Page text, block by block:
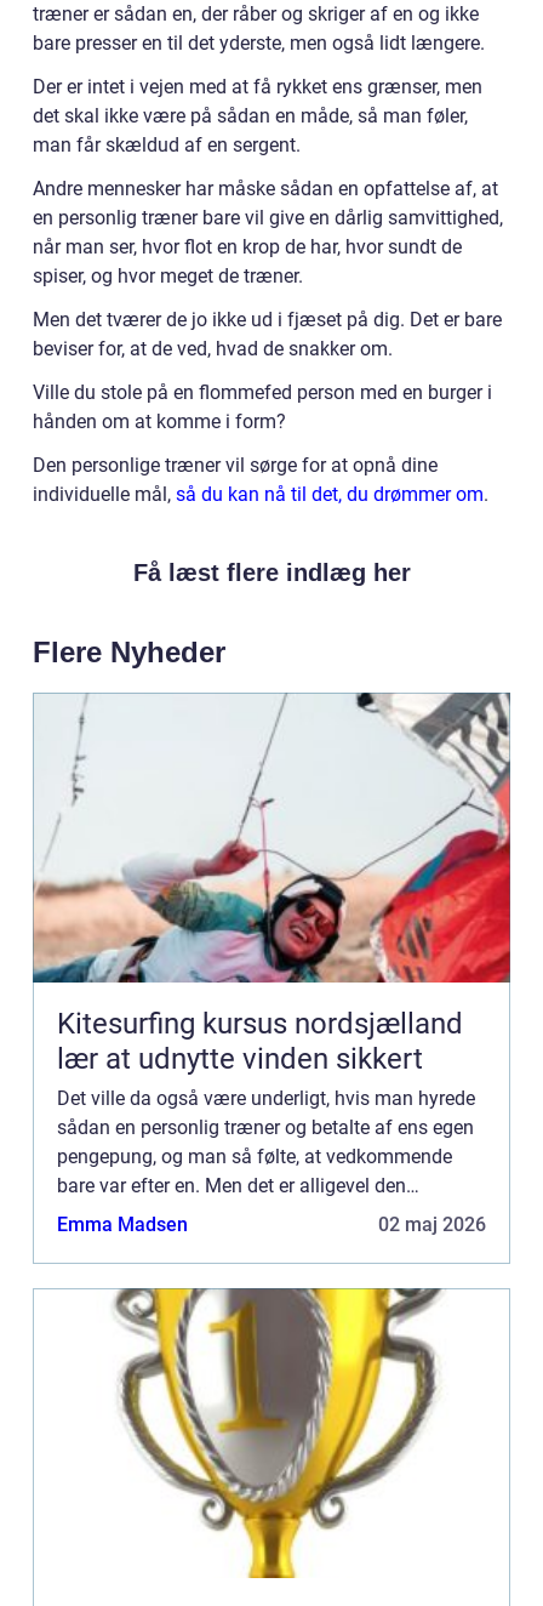
træner er sådan en, der råber og skriger af en og ikke
bare presser en til det yderste, men også lidt længere.
Der er intet i vejen med at få rykket ens grænser, men
det skal ikke være på sådan en måde, så man føler,
man får skældud af en sergent.
Andre mennesker har måske sådan en opfattelse af, at
en personlig træner bare vil give en dårlig samvittighed,
når man ser, hvor flot en krop de har, hvor sundt de
spiser, og hvor meget de træner.
Men det tværer de jo ikke ud i fjæset på dig. Det er bare
beviser for, at de ved, hvad de snakker om.
Ville du stole på en flommefed person med en burger i
hånden om at komme i form?
Den personlige træner vil sørge for at opnå dine
individuelle mål, så du kan nå til det, du drømmer om.
Få læst flere indlæg her
Flere Nyheder
Kitesurfing kursus nordsjælland
lær at udnytte vinden sikkert
Det ville da også være underligt, hvis man hyrede
sådan en personlig træner og betalte af ens egen
pengepung, og man så følte, at vedkommende
bare var efter en. Men det er alligevel den
opfattelse, som flere og flere mennesker har, fordi
Emma Madsen 02 maj 2026